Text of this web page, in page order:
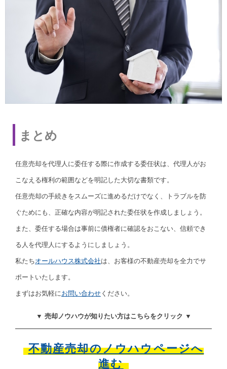
まとめ
任意売却を代理人に委任する際に作成する委任状は、代理人がお
こなえる権利の範囲などを明記した大切な書類です。
任意売却の手続きをスムーズに進めるだけでなく、トラブルを防
ぐためにも、正確な内容が明記された委任状を作成しましょう。
また、委任する場合は事前に債権者に確認をおこない、信頼でき
る人を代理人にするようにしましょう。
私たちオールハウス株式会社は、お客様の不動産売却を全力でサ
ポートいたします。
まずはお気軽に お問い合わせ ください。
▼ 売却ノウハウが知りたい方はこちらをクリック ▼
不動産売却のノウハウページへ
進む